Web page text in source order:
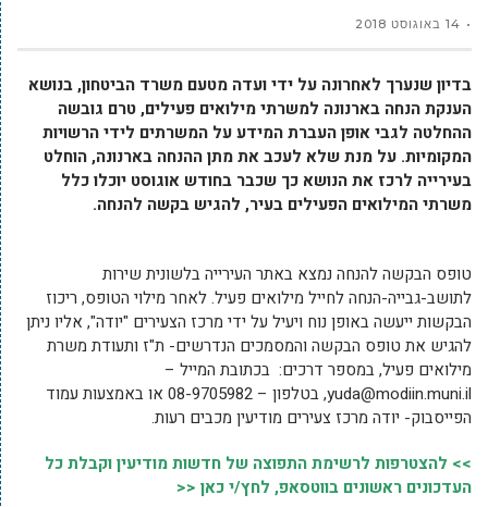
14 באוגוסט 2018
בדיון שנערך לאחרונה על ידי ועדה מטעם משרד הביטחון, בנושא
הענקת הנחה בארנונה למשרתי מילואים פעילים, טרם גובשה
ההחלטה לגבי אופן העברת המידע על המשרתים לידי הרשויות
המקומיות. על מנת שלא לעכב את מתן ההנחה בארנונה, הוחלט
בעירייה לרכז את הנושא כך שכבר בחודש אוגוסט יוכלו כלל
משרתי המילואים הפעילים בעיר, להגיש בקשה להנחה.
טופס הבקשה להנחה נמצא באתר העירייה בלשונית שירות
לתושב-גבייה-הנחה לחייל מילואים פעיל. לאחר מילוי הטופס, ריכוז
הבקשות ייעשה באופן נוח ויעיל על ידי מרכז הצעירים "יודה", אליו ניתן
להגיש את טופס הבקשה והמסמכים הנדרשים- ת"ז ותעודת משרת
מילואים פעיל, במספר דרכים: בכתובת המייל –
yuda@modiin.muni.il,
בטלפון – 08-9705982 או באמצעות עמוד
הפייסבוק- יודה מרכז צעירים מודיעין מכבים רעות.
>> להצטרפות לרשימת התפוצה של חדשות מודיעין וקבלת כל
העדכונים ראשונים בווטסאפ, לחץ/י כאן <<